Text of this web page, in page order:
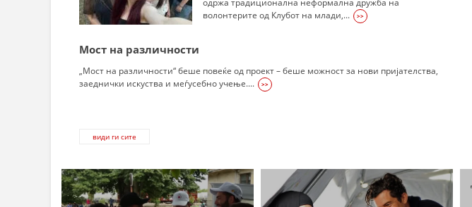
одржа традиционална неформална дружба на
волонтерите од Клубот на млади,...
>>
Мост на различности
„Мост на различности“ беше повеќе од проект – беше можност за нови пријателства,
заеднички искуства и меѓусебно учење....
>>
види ги сите